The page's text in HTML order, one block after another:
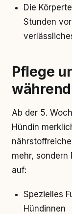
Die
Stunden
Pflege
Ab der 5.
Hündin
mehr, sondern
auf:
Spezielles
Hündinnen